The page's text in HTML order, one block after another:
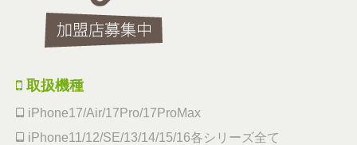
取扱機種
iPhone17/Air/17Pro/17ProMax
iPhone11/12/SE/13/14/15/16各シリーズ全て